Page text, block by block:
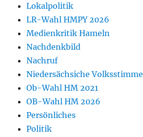
Lokalpolitik
LR-Wahl HMPY 2026
Medienkritik Hameln
Nachdenkbild
Nachruf
Niedersächsiche Volksstimme
Ob-Wahl HM 2021
OB-Wahl HM 2026
Persönliches
Politik